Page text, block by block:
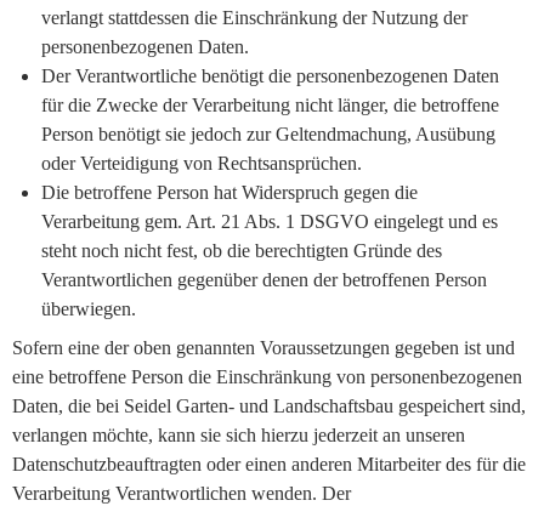
verlangt stattdessen die Einschränkung der Nutzung der
personenbezogenen Daten.
Der Verantwortliche benötigt die personenbezogenen Daten
für die Zwecke der Verarbeitung nicht länger, die betroffene
Person benötigt sie jedoch zur Geltendmachung, Ausübung
oder Verteidigung von Rechtsansprüchen.
Die betroffene Person hat Widerspruch gegen die
Verarbeitung gem. Art. 21 Abs. 1 DSGVO eingelegt und es
steht noch nicht fest, ob die berechtigten Gründe des
Verantwortlichen gegenüber denen der betroffenen Person
überwiegen.
Sofern eine der oben genannten Voraussetzungen gegeben ist und
eine betroffene Person die Einschränkung von personenbezogenen
Daten, die bei Seidel Garten- und Landschaftsbau gespeichert sind,
verlangen möchte, kann sie sich hierzu jederzeit an unseren
Datenschutzbeauftragten oder einen anderen Mitarbeiter des für die
Verarbeitung Verantwortlichen wenden. Der